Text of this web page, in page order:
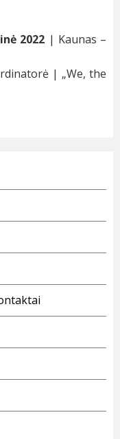
2022 | Kaunas –
| „We, the